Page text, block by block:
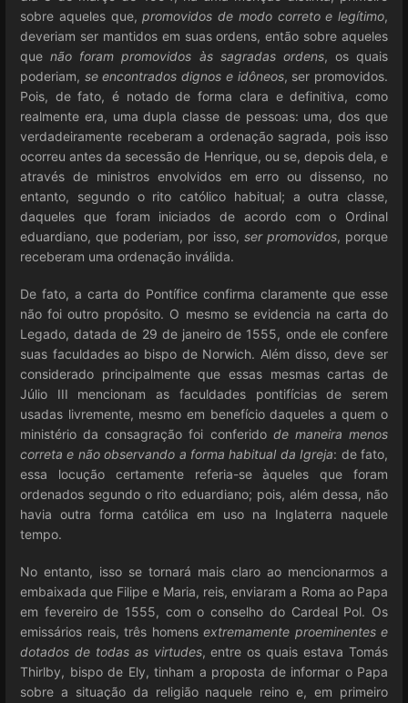
sobre aqueles que,promovidos de modo correto e legítimo,
deveriam ser mantidos em suas ordens, então sobre aqueles
quenão foram promovidos às sagradas ordens, os quais
poderiam, se encontrados dignos e idôneos, ser promovidos.
Pois, de fato, é notado de forma clara e definitiva, como
realmente era, uma dupla classe de pessoas: uma, dos que
verdadeiramente receberam a ordenação sagrada, pois isso
ocorreu antes da secessão de Henrique, ou se, depois dela, e
através de ministros envolvidos em erro ou dissenso, no
entanto, segundo o rito católico habitual; a outra classe,
daqueles que foram iniciados de acordo com o Ordinal
eduardiano, que poderiam, por isso, ser promovidos, porque
receberam uma ordenação inválida.
De fato, a carta do Pontífice confirma claramente que esse
não foi outro propósito. O mesmo se evidencia na carta do
Legado, datada de 29 de janeiro de 1555, onde ele confere
suas faculdades ao bispo de Norwich. Além disso, deve ser
considerado principalmente que essas mesmas cartas de
Júlio III mencionam as faculdades pontifícias de serem
usadas livremente, mesmo em benefício daqueles a quem o
ministério da consagração foi conferido de maneira menos
correta e não observando a forma habitual da Igreja: de fato,
essa locução certamente referia-se àqueles que foram
ordenados segundo o rito eduardiano; pois, além dessa, não
havia outra forma católica em uso na Inglaterra naquele
tempo.
No entanto, isso se tornará mais claro ao mencionarmos a
embaixada que Filipe e Maria, reis, enviaram a Roma ao Papa
em fevereiro de 1555, com o conselho do Cardeal Pol. Os
emissários reais, três homens extremamente proeminentes e
dotados de todas as virtudes, entre os quais estava Tomás
Thirlby, bispo de Ely, tinham a proposta de informar o Papa
sobre a situação da religião naquele reino e, em primeiro